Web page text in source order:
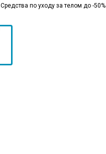
Средства по уходу за телом до -50%